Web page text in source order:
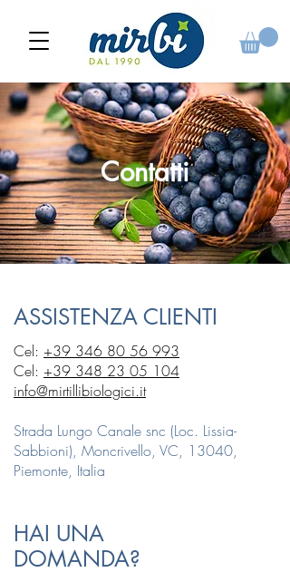
Contatti
ASSISTENZACLIENTI
Cel: +39 346 80 56 993
Cel: +39 348 23 05 104
info@mirtillibiologici.it
Strada Lungo Canale snc (Loc. Lissia-
Sabbioni), Moncrivello, VC, 13040,
Piemonte, Italia
HAI UNA
DOMANDA?